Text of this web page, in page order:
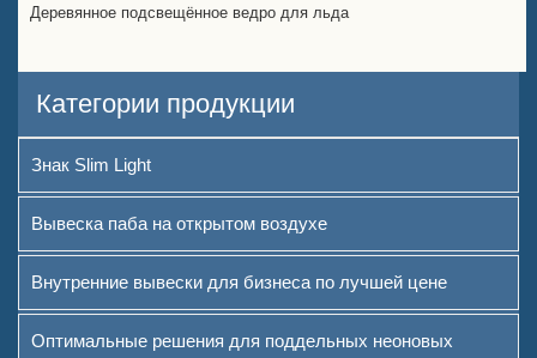
Деревянное подсвещённое ведро для льда
Категории продукции
Знак Slim Light
Вывеска паба на открытом воздухе
Внутренние вывески для бизнеса по лучшей цене
Оптимальные решения для поддельных неоновых